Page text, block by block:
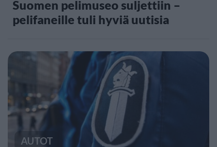
Suomen pelimuseo suljettiin –
pelifaneille tuli hyviä uutisia
AUTOT